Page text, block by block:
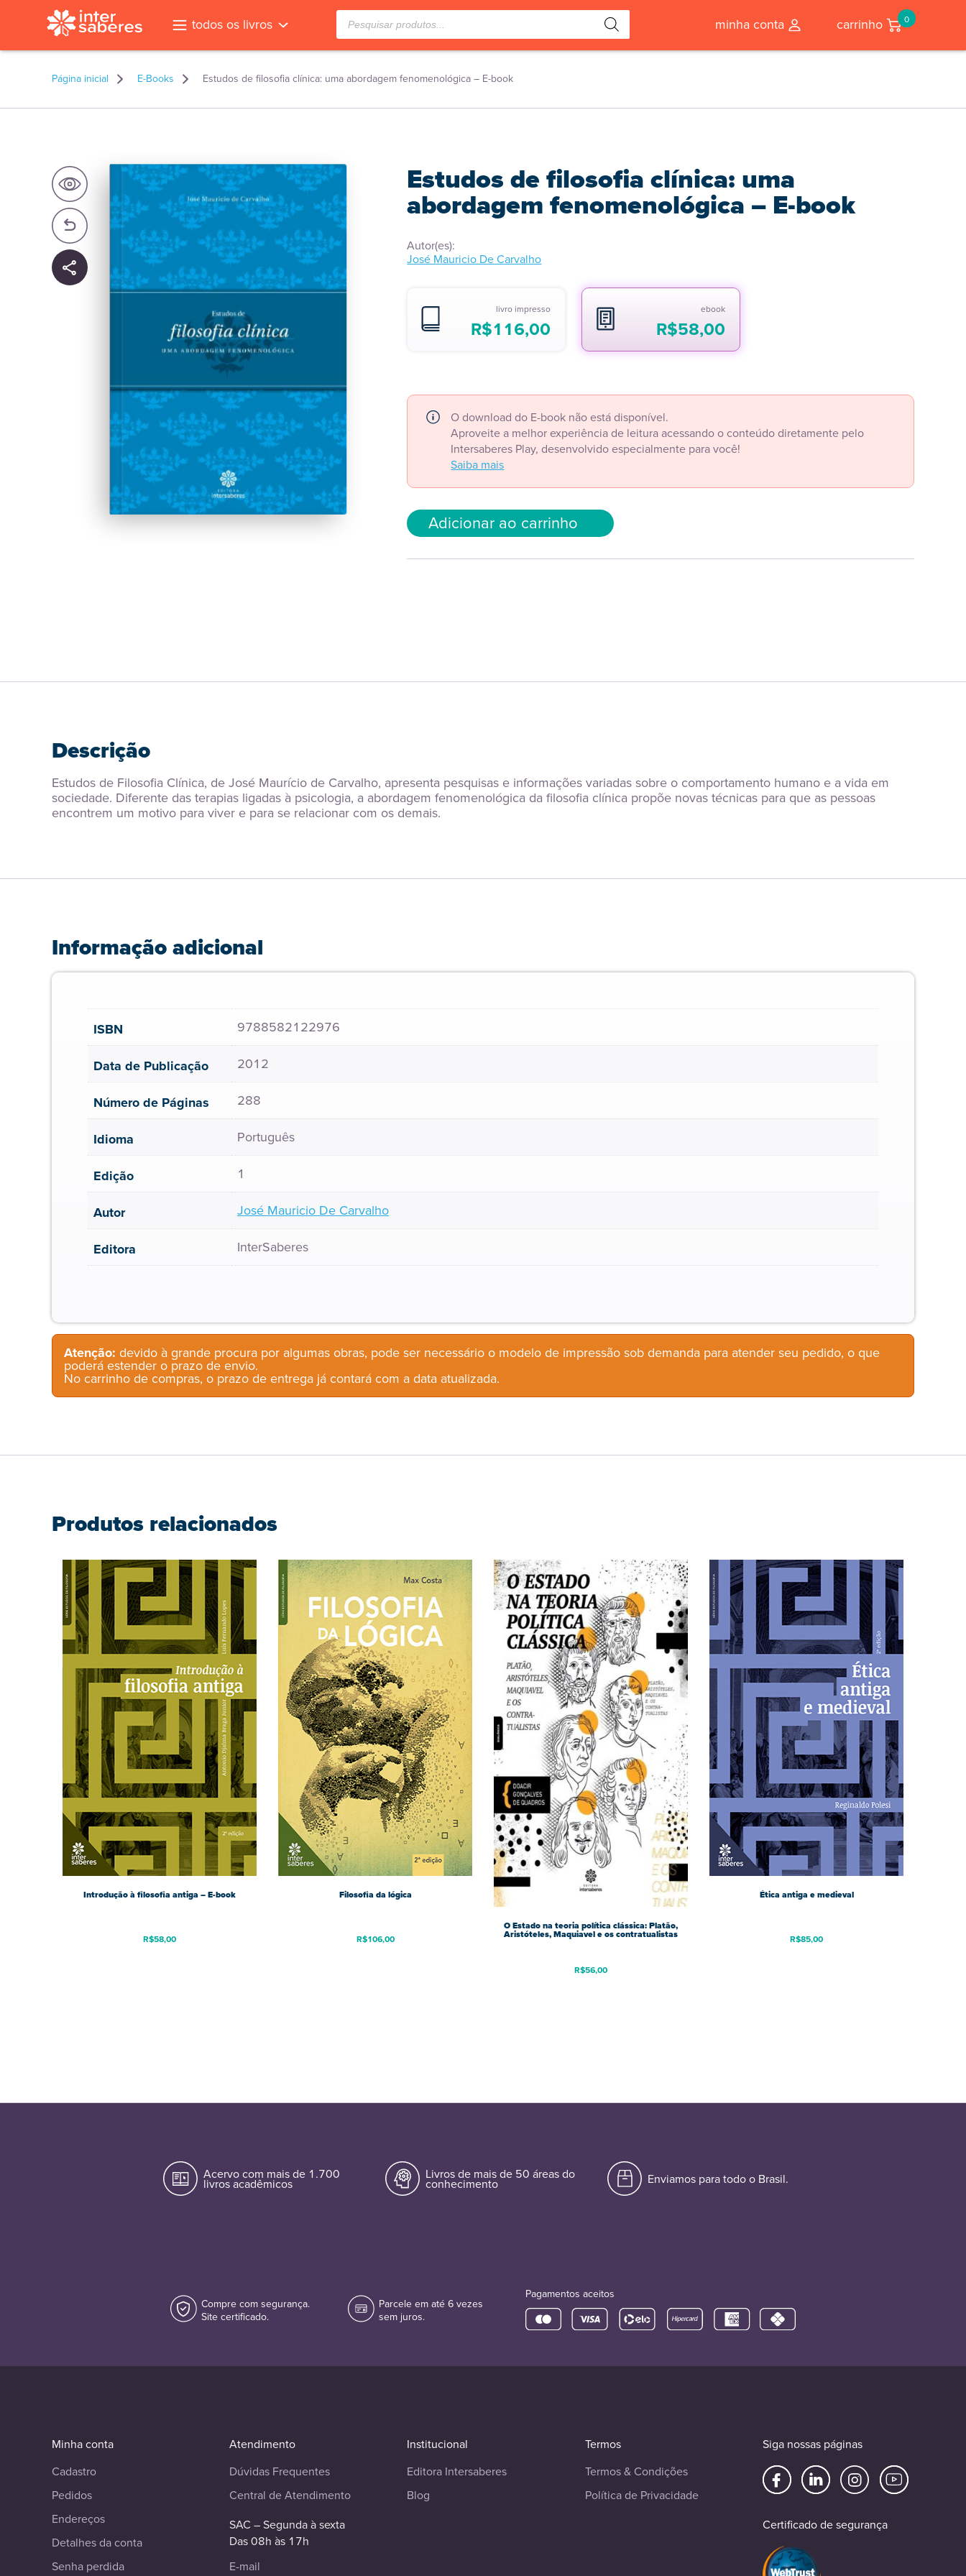
todos os livros Pesquisar
produtos minha conta carrinho 0
Página inicial E-Books Estudos de filosofia clínica: uma abordagem fenomenológica – E-book
Estudos de filosofia clínica: uma
abordagem fenomenológica – E-book
Autor(es):
José Mauricio De Carvalho
livro impresso
R$116,00
ebook
R$58,00
O download do E-book não está disponível.
Aproveite a melhor experiência de leitura acessando o conteúdo diretamente pelo
Intersaberes Play, desenvolvido especialmente para você!
Saiba mais
Adicionar ao carrinho
Descrição
Estudos de Filosofia Clínica, de José Maurício de Carvalho, apresenta pesquisas e informações variadas sobre o comportamento humano e a vida em
sociedade. Diferente das terapias ligadas à psicologia, a abordagem fenomenológica da filosofia clínica propõe novas técnicas para que as pessoas
encontrem um motivo para viver e para se relacionar com os demais.
Informação adicional
ISBN 9788582122976
Data de Publicação 2012
Número de Páginas 288
Idioma Português
Edição 1
Autor José Mauricio De Carvalho
Editora InterSaberes
Atenção: devido à grande procura por algumas obras, pode ser necessário o modelo de impressão sob demanda para atender seu pedido, o que
poderá estender o prazo de envio.
No carrinho de compras, o prazo de entrega já contará com a data atualizada.
Produtos relacionados
Introdução à filosofia antiga – E-book
R$58,00
Filosofia da lógica
R$106,00
O Estado na teoria política clássica: Platão,
Aristóteles, Maquiavel e os contratualistas
R$56,00
Ética antiga e medieval
R$85,00
Acervo com mais de 1.700
livros acadêmicos
Livros de mais de 50 áreas do
conhecimento Enviamos para todo o Brasil.
Compre com segurança.
Site certificado.
Parcele em até 6 vezes
sem juros.
Pagamentos aceitos
Minha conta
Cadastro
Pedidos
Endereços
Detalhes da conta
Senha perdida
Atendimento
Dúvidas Frequentes
Central de Atendimento
SAC – Segunda à sexta
Das 08h às 17h
E-mail
Institucional
Editora Intersaberes
Blog
Termos
Termos & Condições
Política de Privacidade
Siga nossas páginas
Certificado de segurança